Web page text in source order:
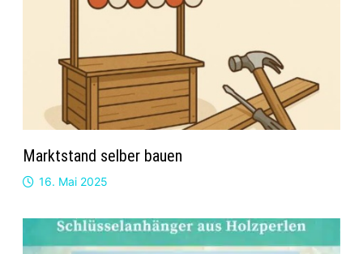
Marktstand selber bauen
16. Mai 2025